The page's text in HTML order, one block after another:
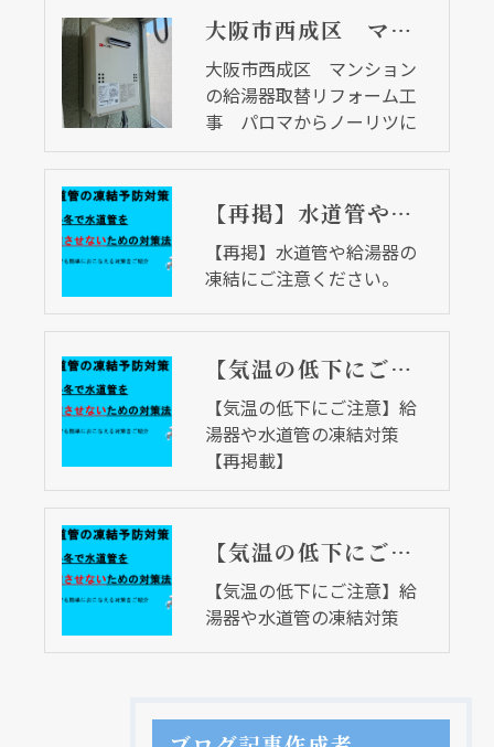
大阪市西成区 マンションの給湯器取替リフォーム工事 パロマからノーリツに
大阪市西成区 マンション
の給湯器取替リフォーム工
事 パロマからノーリツに
【再掲】水道管や給湯器の凍結にご注意ください。
【再掲】水道管や給湯器の
凍結にご注意ください。
【気温の低下にご注意】給湯器や水道管の凍結対策【再掲載】
【気温の低下にご注意】給
湯器や水道管の凍結対策
【再掲載】
【気温の低下にご注意】給湯器や水道管の凍結対策
【気温の低下にご注意】給
湯器や水道管の凍結対策